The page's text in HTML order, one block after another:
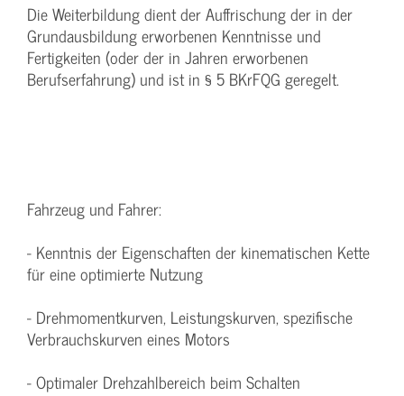
Die Weiterbildung dient der Auffrischung der in der
Grundausbildung erworbenen Kenntnisse und
Fertigkeiten (oder der in Jahren erworbenen
Berufserfahrung) und ist in § 5 BKrFQG geregelt.
Fahrzeug und Fahrer:
- Kenntnis der Eigenschaften der kinematischen Kette
für eine optimierte Nutzung
- Drehmomentkurven, Leistungskurven, spezifische
Verbrauchskurven eines Motors
- Optimaler Drehzahlbereich beim Schalten